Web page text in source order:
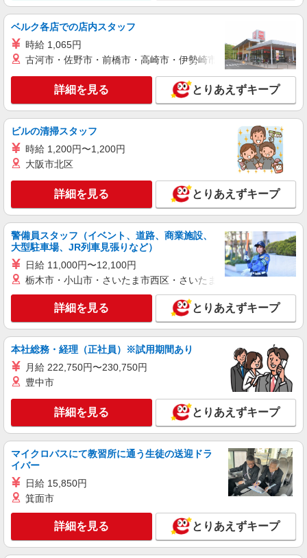
ベルク各店での店内スタッフ
時給 1,065円
古河市・佐野市・前橋市・高崎市・伊勢崎市・太田市・館林市
詳細を見る とりあえずキープ
ビルの清掃スタッフ
時給 1,200円〜1,200円
大阪市北区
詳細を見る とりあえずキープ
警備員スタッフ（イベント、道路、商業施設、
大型駐車場、JR列車見張りなど）
日給 11,000円〜12,100円
栃木市・小山市・さいたま市西区・さいたま市岩槻区・久喜市・
詳細を見る とりあえずキープ
本社総務・経理（正社員）※試用期間あり
月給 222,750円〜230,750円
豊中市
詳細を見る とりあえずキープ
マイクロバスにて教習所に通う生徒の送迎ドラ
イバー
日給 15,850円
箕面市
詳細を見る とりあえずキープ